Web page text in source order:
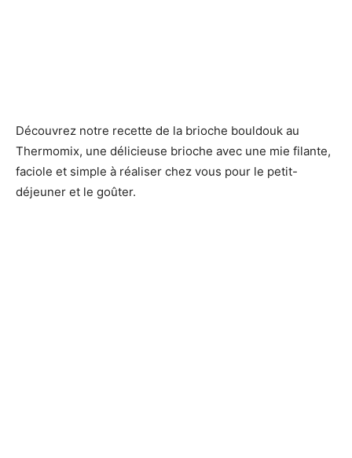
Découvrez notre recette de la brioche bouldouk au
Thermomix, une délicieuse brioche avec une mie filante,
faciole et simple à réaliser chez vous pour le petit-
déjeuner et le goûter.